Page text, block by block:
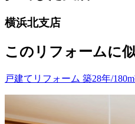
横浜北支店
このリフォームに
戸建てリフォーム 築28年/